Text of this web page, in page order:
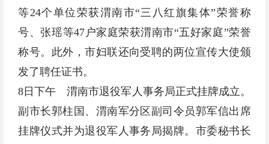
等24个单位荣获渭南市“三八红旗集体”荣誉称
号、张瑶等47户家庭荣获渭南市“五好家庭”荣誉
称号。此外，市妇联还向受聘的两位宣传大使颁
发了聘任证书。
8日下午 渭南市退役军人事务局正式挂牌成立。
副市长郭柱国、渭南军分区副司令员郭军信出席
挂牌仪式并为退役军人事务局揭牌。市委秘书长